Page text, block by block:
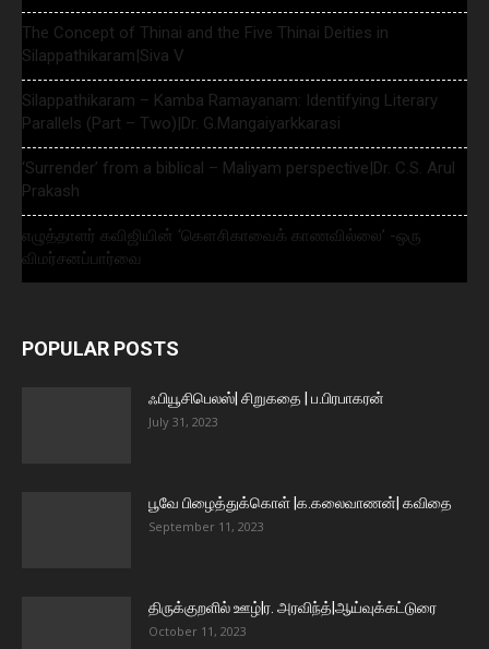
The Concept of Thinai and the Five Thinai Deities in
Silappathikaram|Siva V
Silappathikaram – Kamba Ramayanam: Identifying Literary
Parallels (Part – Two)|Dr. G.Mangaiyarkkarasi
‘Surrender’ from a biblical – Maliyam perspective|Dr. C.S. Arul
Prakash
எழுத்தாளர் கவிஜியின் ‘கௌசிகாவைக் காணவில்லை’ -ஒரு
விமர்சனப்பார்வை
POPULAR POSTS
ஃபியூசிபெலஸ்| சிறுகதை | ப.பிரபாகரன்
July 31, 2023
பூவே பிழைத்துக்கொள் |க.கலைவாணன்| கவிதை
September 11, 2023
திருக்குறளில் ஊழ்|ர. அரவிந்த்|ஆய்வுக்கட்டுரை
October 11, 2023